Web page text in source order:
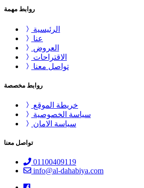
روابط مهمة
الرئيسية
عنا
العروض
الاقتراحات
تواصل معنا
روابط مخصصة
خريطة الموقع
سياسة الخصوصية
سياسة الامان
تواصل معنا
01100409119
info@al-dahabiya.com